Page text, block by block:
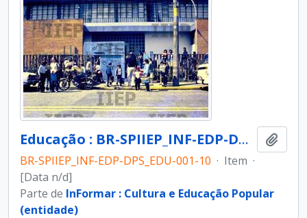
Educação : BR-SPIIEP_INF-EDP-DPS_EDU-001-10 [diapositivo]
BR-SPIIEP_INF-EDP-DPS_EDU-001-10 · Item ·
[Data n/d]
Parte de InFormar : Cultura e Educação Popular
(entidade)